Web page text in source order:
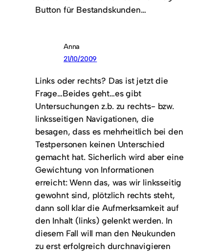
Button für Bestandskunden…
Anna
21/10/2009
Links oder rechts? Das ist jetzt die
Frage…Beides geht…es gibt
Untersuchungen z.b. zu rechts- bzw.
linksseitigen Navigationen, die
besagen, dass es mehrheitlich bei den
Testpersonen keinen Unterschied
gemacht hat. Sicherlich wird aber eine
Gewichtung von Informationen
erreicht: Wenn das, was wir linksseitig
gewohnt sind, plötzlich rechts steht,
dann soll klar die Aufmerksamkeit auf
den Inhalt (links) gelenkt werden. In
diesem Fall will man den Neukunden
zu erst erfolgreich durchnavigieren